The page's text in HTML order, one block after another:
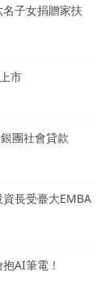
子女捐贈家扶
市
團社會貸款
長受臺大EMBA
AI筆電！